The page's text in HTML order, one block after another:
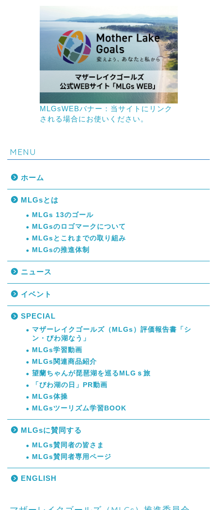
MLGsWEBバナー：当サイトにリンク
される場合にお使いください。
MENU
ホーム
MLGsとは
MLGs 13のゴール
MLGsのロゴマークについて
MLGsとこれまでの取り組み
MLGsの推進体制
ニュース
イベント
SPECIAL
マザーレイクゴールズ（MLGs）評価報告書「シ
ン・びわ湖なう」
MLGs学習動画
MLGs関連商品紹介
望蘭ちゃんが琵琶湖を巡るMLGｓ旅
「びわ湖の日」PR動画
MLGs体操
MLGsツーリズム学習BOOK
MLGsに賛同する
MLGs賛同者の皆さま
MLGs賛同者専用ページ
ENGLISH